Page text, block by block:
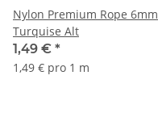
Nylon Premium Rope 6mm
Turquise Alt
1,49 € *
1,49 € pro 1 m